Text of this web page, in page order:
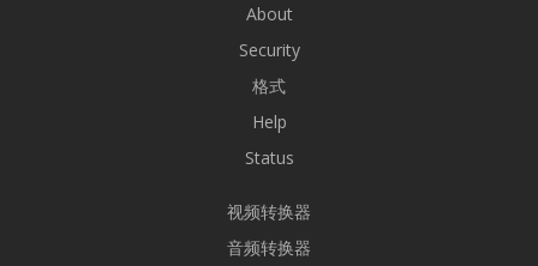
About
Security
格式
Help
Status
视频转换器
音频转换器